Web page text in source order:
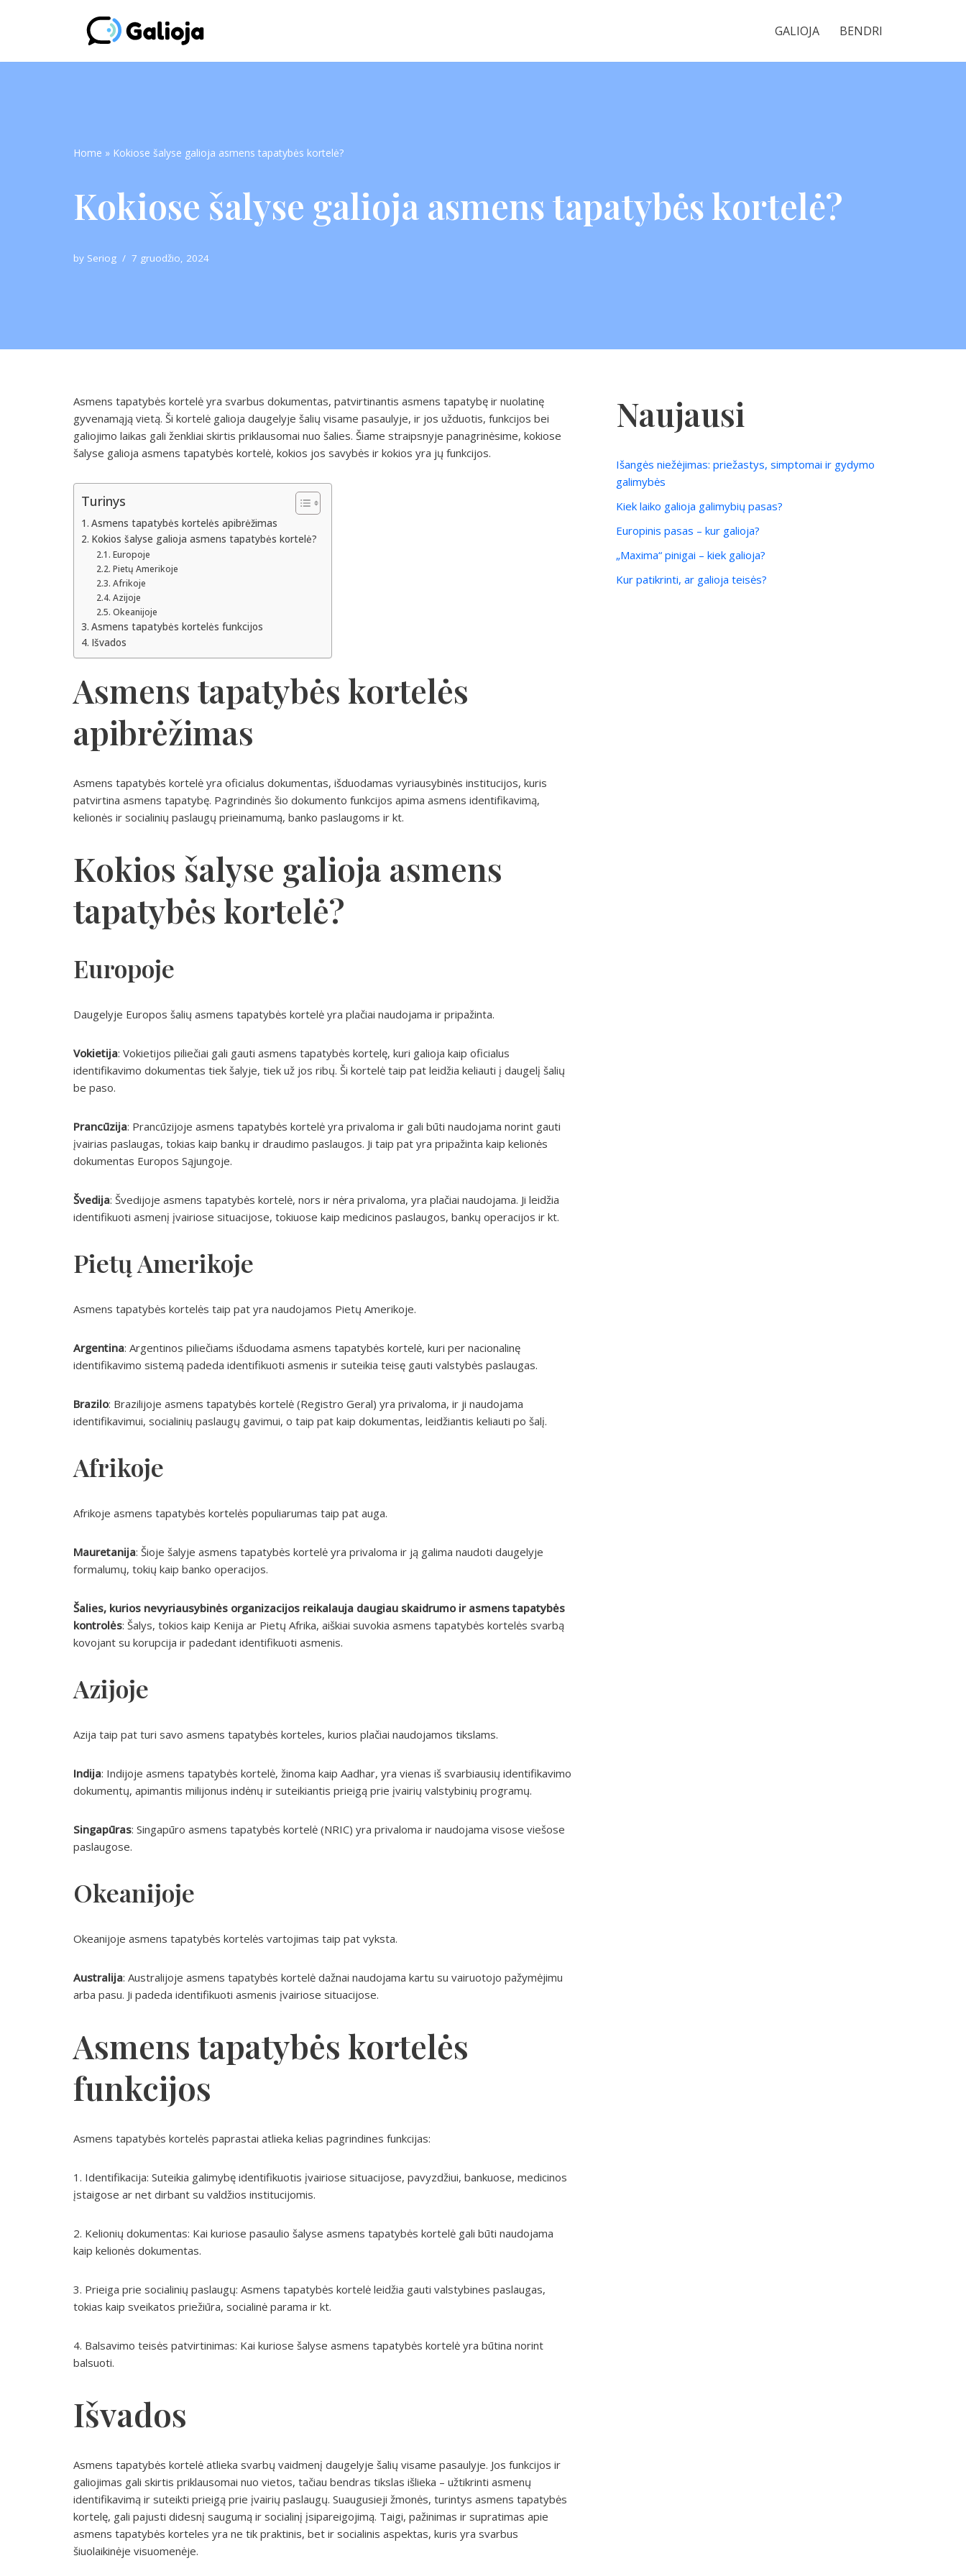
GALIOJA BENDRI
Home » Kokiose šalyse galioja asmens tapatybės kortelė?
Kokiose šalyse galioja asmens tapatybės kortelė?
by Seriog 7 gruodžio, 2024
Asmens tapatybės kortelė yra svarbus dokumentas, patvirtinantis asmens tapatybę ir nuolatinę
gyvenamąją vietą. Ši kortelė galioja daugelyje šalių visame pasaulyje, ir jos užduotis, funkcijos bei
galiojimo laikas gali ženkliai skirtis priklausomai nuo šalies. Šiame straipsnyje panagrinėsime, kokiose
šalyse galioja asmens tapatybės kortelė, kokios jos savybės ir kokios yra jų funkcijos.
Turinys
Asmens tapatybės kortelės apibrėžimas
Kokios šalyse galioja asmens tapatybės kortelė?
Europoje
Pietų Amerikoje
Afrikoje
Azijoje
Okeanijoje
Asmens tapatybės kortelės funkcijos
Išvados
Asmens tapatybės kortelės
apibrėžimas
Asmens tapatybės kortelė yra oficialus dokumentas, išduodamas vyriausybinės institucijos, kuris
patvirtina asmens tapatybę. Pagrindinės šio dokumento funkcijos apima asmens identifikavimą,
kelionės ir socialinių paslaugų prieinamumą, banko paslaugoms ir kt.
Kokios šalyse galioja asmens
tapatybės kortelė?
Europoje
Daugelyje Europos šalių asmens tapatybės kortelė yra plačiai naudojama ir pripažinta.
Vokietija: Vokietijos piliečiai gali gauti asmens tapatybės kortelę, kuri galioja kaip oficialus
identifikavimo dokumentas tiek šalyje, tiek už jos ribų. Ši kortelė taip pat leidžia keliauti į daugelį šalių
be paso.
Prancūzija: Prancūzijoje asmens tapatybės kortelė yra privaloma ir gali būti naudojama norint gauti
įvairias paslaugas, tokias kaip bankų ir draudimo paslaugos. Ji taip pat yra pripažinta kaip kelionės
dokumentas Europos Sąjungoje.
Švedija: Švedijoje asmens tapatybės kortelė, nors ir nėra privaloma, yra plačiai naudojama. Ji leidžia
identifikuoti asmenį įvairiose situacijose, tokiuose kaip medicinos paslaugos, bankų operacijos ir kt.
Pietų Amerikoje
Asmens tapatybės kortelės taip pat yra naudojamos Pietų Amerikoje.
Argentina: Argentinos piliečiams išduodama asmens tapatybės kortelė, kuri per nacionalinę
identifikavimo sistemą padeda identifikuoti asmenis ir suteikia teisę gauti valstybės paslaugas.
Brazilo: Brazilijoje asmens tapatybės kortelė (Registro Geral) yra privaloma, ir ji naudojama
identifikavimui, socialinių paslaugų gavimui, o taip pat kaip dokumentas, leidžiantis keliauti po šalį.
Afrikoje
Afrikoje asmens tapatybės kortelės populiarumas taip pat auga.
Mauretanija: Šioje šalyje asmens tapatybės kortelė yra privaloma ir ją galima naudoti daugelyje
formalumų, tokių kaip banko operacijos.
Šalies, kurios nevyriausybinės organizacijos reikalauja daugiau skaidrumo ir asmens tapatybės
kontrolės: Šalys, tokios kaip Kenija ar Pietų Afrika, aiškiai suvokia asmens tapatybės kortelės svarbą
kovojant su korupcija ir padedant identifikuoti asmenis.
Azijoje
Azija taip pat turi savo asmens tapatybės korteles, kurios plačiai naudojamos tikslams.
Indija: Indijoje asmens tapatybės kortelė, žinoma kaip Aadhar, yra vienas iš svarbiausių identifikavimo
dokumentų, apimantis milijonus indėnų ir suteikiantis prieigą prie įvairių valstybinių programų.
Singapūras: Singapūro asmens tapatybės kortelė (NRIC) yra privaloma ir naudojama visose viešose
paslaugose.
Okeanijoje
Okeanijoje asmens tapatybės kortelės vartojimas taip pat vyksta.
Australija: Australijoje asmens tapatybės kortelė dažnai naudojama kartu su vairuotojo pažymėjimu
arba pasu. Ji padeda identifikuoti asmenis įvairiose situacijose.
Asmens tapatybės kortelės
funkcijos
Asmens tapatybės kortelės paprastai atlieka kelias pagrindines funkcijas:
1. Identifikacija: Suteikia galimybę identifikuotis įvairiose situacijose, pavyzdžiui, bankuose, medicinos
įstaigose ar net dirbant su valdžios institucijomis.
2. Kelionių dokumentas: Kai kuriose pasaulio šalyse asmens tapatybės kortelė gali būti naudojama
kaip kelionės dokumentas.
3. Prieiga prie socialinių paslaugų: Asmens tapatybės kortelė leidžia gauti valstybines paslaugas,
tokias kaip sveikatos priežiūra, socialinė parama ir kt.
4. Balsavimo teisės patvirtinimas: Kai kuriose šalyse asmens tapatybės kortelė yra būtina norint
balsuoti.
Išvados
Asmens tapatybės kortelė atlieka svarbų vaidmenį daugelyje šalių visame pasaulyje. Jos funkcijos ir
galiojimas gali skirtis priklausomai nuo vietos, tačiau bendras tikslas išlieka – užtikrinti asmenų
identifikavimą ir suteikti prieigą prie įvairių paslaugų. Suaugusieji žmonės, turintys asmens tapatybės
kortelę, gali pajusti didesnį saugumą ir socialinį įsipareigojimą. Taigi, pažinimas ir supratimas apie
asmens tapatybės korteles yra ne tik praktinis, bet ir socialinis aspektas, kuris yra svarbus
šiuolaikinėje visuomenėje.
Naujausi
Išangės niežėjimas: priežastys, simptomai ir gydymo
galimybės
Kiek laiko galioja galimybių pasas?
Europinis pasas – kur galioja?
„Maxima“ pinigai – kiek galioja?
Kur patikrinti, ar galioja teisės?